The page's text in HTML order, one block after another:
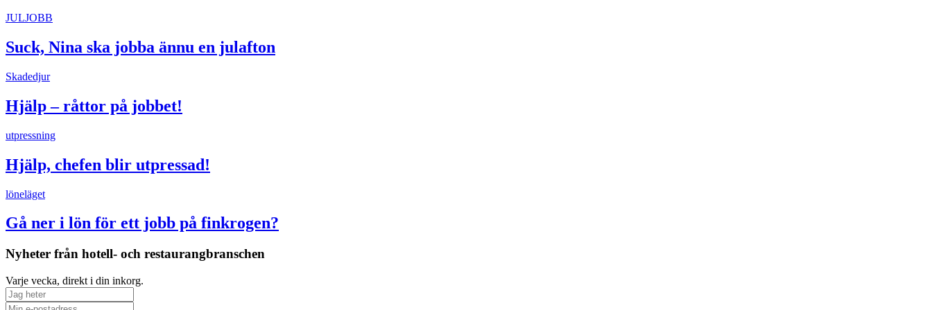
JULJOBB
Suck, Nina ska jobba ännu en julafton
Skadedjur
Hjälp – råttor på jobbet!
utpressning
Hjälp, chefen blir utpressad!
löneläget
Gå ner i lön för ett jobb på finkrogen?
Nyheter från hotell- och restaurangbranschen
Varje vecka, direkt i din inkorg.